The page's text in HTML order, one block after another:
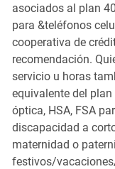
asociados al plan
para &teléfonos
cooperativa de
recomendación.
servicio u horas
equivalente del
óptica, HSA, FSA
discapacidad a
maternidad o
festivos/